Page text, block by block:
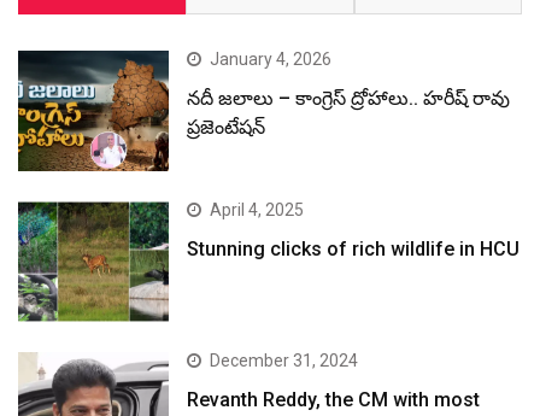
January 4, 2026
నదీ జలాలు – కాంగ్రెస్ ద్రోహాలు.. హరీష్ రావు
ప్రజెంటేషన్
April 4, 2025
Stunning clicks of rich wildlife in HCU
December 31, 2024
Revanth Reddy, the CM with most